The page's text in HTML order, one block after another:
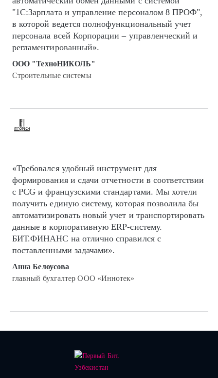
"1С:Зарплата и управление персоналом 8 ПРОФ",
в которой ведется полнофункциональный учет
персонала всей Корпорации – управленческий и
регламентированный».
ООО "ТехноНИКОЛЬ"
Строительные системы
«Требовался удобный инструмент для
формирования и сдачи отчетности в соответствии
с PCG и французскими стандартами. Мы хотели
получить единую систему, которая позволила бы
автоматизировать новый учет и транспортировать
данные в корпоративную ERP-систему.
БИТ.ФИНАНС на отлично справился с
поставленными задачами».
Анна Белоусова
главный бухгалтер ООО «Иннотек»